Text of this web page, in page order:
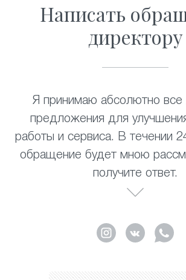
Написать
директору
Я принимаю абсолютно
предложения для
работы и сервиса. В течении
обращение будет мною
получите ответ.